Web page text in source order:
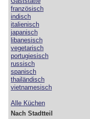
französisch
indisch
italienisch
japanisch
libanesisch
vegetarisch
portugiesisch
russisch
spanisch
thailändisch
vietnamesisch
Alle Küchen
Nach Stadtteil